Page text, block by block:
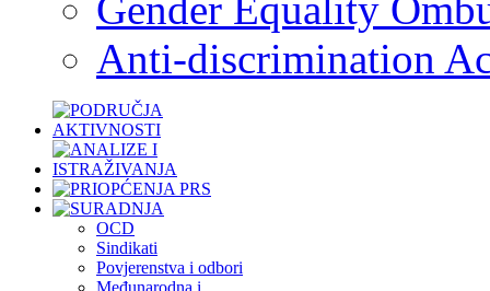
Anti-discrimination
OCD
Sindikati
Povjerenstva i odbori
Međunarodna i